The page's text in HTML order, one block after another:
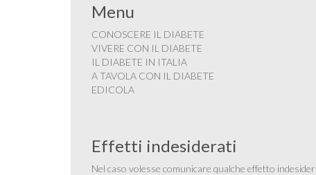
Menu
CONOSCERE IL DIABETE
VIVERE CON IL DIABETE
IL DIABETE IN ITALIA
A TAVOLA CON IL DIABETE
EDICOLA
Effetti indesiderati
Nel caso volesse comunicare qualche effetto